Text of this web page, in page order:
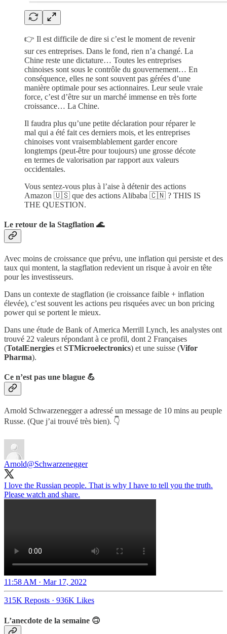
👉 Il est difficile de dire si c’est le moment de revenir
sur ces entreprises. Dans le fond, rien n’a changé. La
Chine reste une dictature… Toutes les entreprises
chinoises sont sous le contrôle du gouvernement… En
conséquence, elles ne sont souvent pas gérées d’une
manière optimale pour ses actionnaires. Leur seule vraie
force, c’est d’être sur un marché immense en très forte
croissance… La Chine.
Il faudra plus qu’une petite déclaration pour réparer le
mal qui a été fait ces derniers mois, et les entreprises
chinoises vont vraisemblablement garder encore
longtemps (peut-être pour toujours) une grosse décote
en termes de valorisation par rapport aux valeurs
occidentales.
Vous sentez-vous plus à l’aise à détenir des actions
Amazon 🇺🇸 que des actions Alibaba 🇨🇳 ? THIS IS
THE QUESTION.
Le retour de la Stagflation 🌊
Avec moins de croissance que prévu, une inflation qui persiste et des
taux qui montent, la stagflation redevient un risque à avoir en tête
pour les investisseurs.
Dans un contexte de stagflation (ie croissance faible + inflation
élevée), c’est souvent les actions peu risquées avec un bon pricing
power qui se portent le mieux.
Dans une étude de Bank of America Merrill Lynch, les analystes ont
trouvé 22 valeurs répondant à ce profil, dont 2 Françaises
(TotalEnergies et STMicroelectronics) et une suisse (Vifor
Pharma).
Ce n’est pas une blague 💪
Arnold Schwarzenegger a adressé un message de 10 mins au peuple
Russe. (Que j’ai trouvé très bien). 👇
Arnold@Schwarzenegger
I love the Russian people. That is why I have to tell you the truth.
Please watch and share.
11:58 AM · Mar 17, 2022
315K Reposts · 936K Likes
L’anecdote de la semaine 🙃